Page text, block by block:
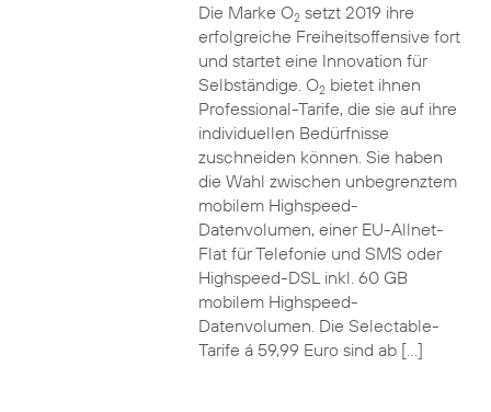
Die Marke O2setzt 2019 ihre
erfolgreiche Freiheitsoffensive fort
und startet eine Innovation für
Selbständige. O2bietet ihnen
Professional-Tarife, die sie auf ihre
individuellen Bedürfnisse
zuschneiden können. Sie haben
die Wahl zwischen unbegrenztem
mobilem Highspeed-
Datenvolumen, einer EU-Allnet-
Flat für Telefonie und SMS oder
Highspeed-DSL inkl. 60 GB
mobilem Highspeed-
Datenvolumen. Die Selectable-
Tarife á 59,99 Euro sind ab […]